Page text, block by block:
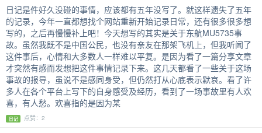
日记是件好久没碰的事情，应该都有五年没写了。就这样遗失了五年
的记录，今年一直都想找个网站重新开始记录日常，还有很多很多想
写的，之后再慢慢补上吧！今天想写的其实是关于东航MU5735事
故。虽然我既不是中国公民，也没有亲友在那架飞机上，但我听闻了
这件事后，心情和大多数人一样难以平复。是因为看了一篇分享文章
才突然有感而发想把这件事情记录下来。这几天都看了一些关于这场
事故的报导，虽说不是感同身受，但仍然打从心底表示默哀。看了许
多人在各个平台上写下的自身感受及经历，看到了一场事故里有人欢
喜，有人愁。欢喜指的是因为某
日记 点赞：2